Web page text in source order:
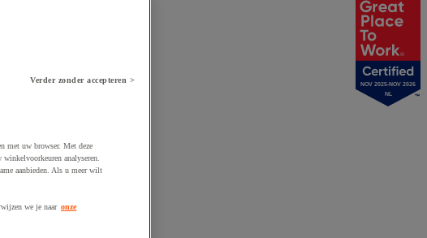
NOV 2025-NOV 2026
NL
Verder zonder accepteren >
met uw browser. Met deze
analyseren.
aanbieden. Als u meer wilt
we je naar onze